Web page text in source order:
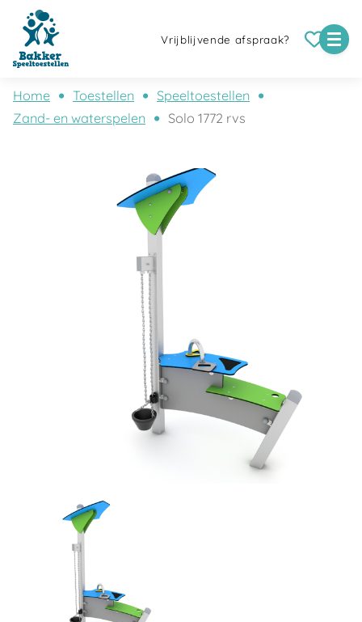
Vrijblijvende afspraak?
Home Toestellen
Speeltoestellen
Zand- en waterspelen
Solo 1772 rvs